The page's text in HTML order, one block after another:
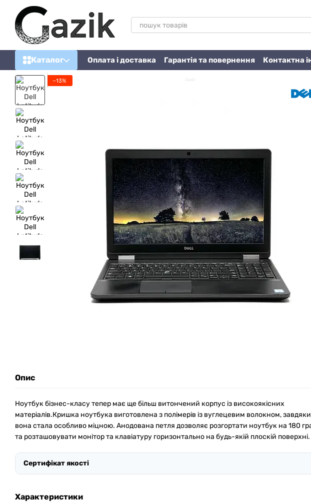
Перейти до основного контенту
Каталог Оплата і доставка Гарантія та повернення Контактна
−13%
Опис
Ноутбук бізнес-класу тепер має ще більш витончений корпус із високоякісних
матеріалів.Кришка ноутбука виготовлена з полімерів із вуглецевим волокном,
вона стала особливо міцною. Анодована петля дозволяє розгортати ноутбук на 180
та розташовувати монітор та клавіатуру горизонтально на будь-якій плоскій поверхні.
Сертифікат якості
Характеристики